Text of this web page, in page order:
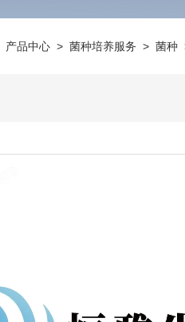
产品中心> 菌种培养服务 > 菌种